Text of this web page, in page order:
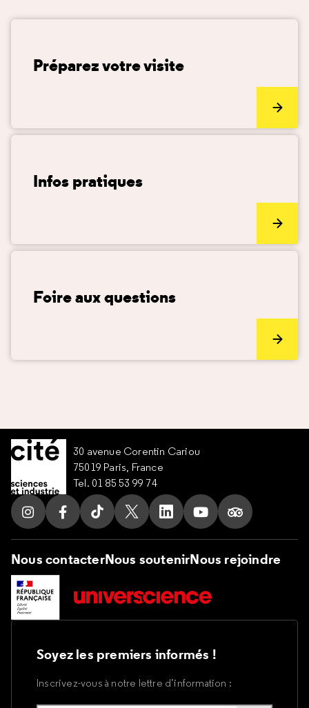
Préparez votre visite
Infos pratiques
Foire aux questions
30 avenue Corentin Cariou
75019 Paris, France
Tel. 01 85 53 99 74
Suivez nous sur Instagram
Suivez nous sur Facebook
Suivez nous sur Tik Tok
Suivez nous sur X
Suivez nous sur LinkedIn
Suivez nous sur
Suivez nous
Nous contacterNous soutenirNous rejoindre
Soyez les premiers informés !
Inscrivez-vous à notre lettre d’information :